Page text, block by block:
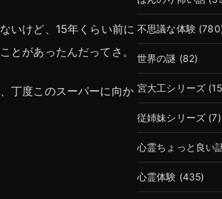
いけど、15年くらい前に
とがあったんだってさ。
丁度このスーパーに向か
不思議な体験
世界の謎 (82)
宮大工シリーズ
従姉妹シリーズ (7)
心霊ちょっと良い
心霊体験 (435)